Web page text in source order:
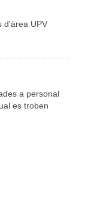
d'àrea UPV
a personal
es troben